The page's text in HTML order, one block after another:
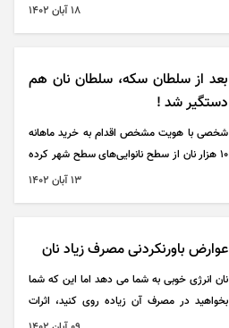
بیشترین استفاده را دارد. آیا شما در مصرف نان
۱۸ آبان ۱۴۰۲
بعد از سلطان سکه، سلطان نان هم
دستگیر شد !
شخصی با هویت مشخص اقدام به خرید ماهانه
۱۰ هزار نان از سطح نانوایی‌های سطح شهر کرده
بود که پس از بررسی دقیق و تشکیل پرونده
۱۳ آبان ۱۴۰۲
عوارض باورنکردنی مصرف زیاد نان
نان انرژی خوبی به شما می دهد اما این که شما
بخواهید در مصرف آن زیاده روی کنید، اثرات
منفی روی بدن تان خواهد ماند که در این قسمت